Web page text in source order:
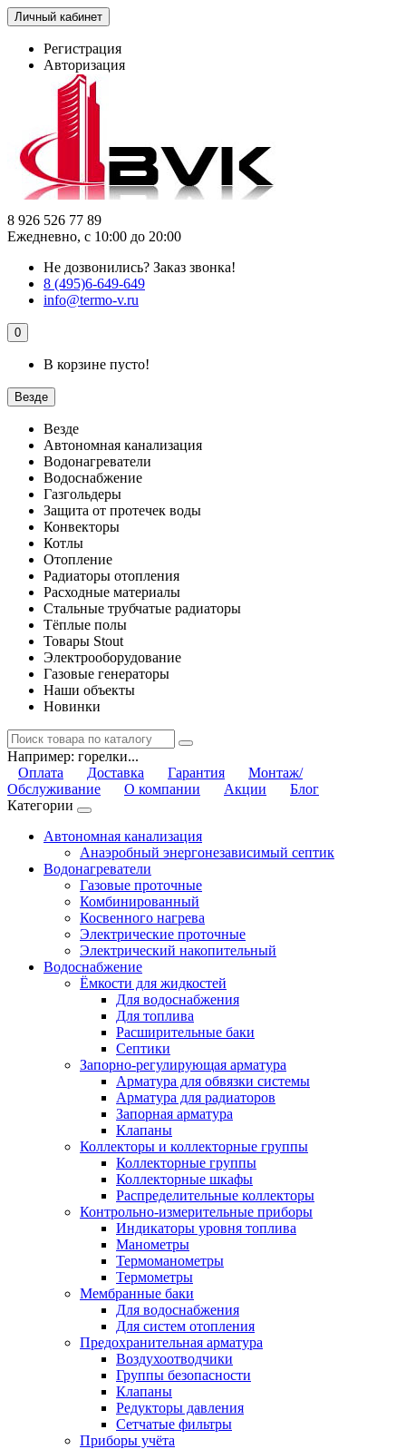
Личный кабинет
Регистрация
Авторизация
8 926 526 77 89
Ежедневно, с 10:00 до 20:00
Не дозвонились? Заказ звонка!
8 (495)6-649-649
info@termo-v.ru
0
В корзине пусто!
Везде
Везде
Автономная канализация
Водонагреватели
Водоснабжение
Газгольдеры
Защита от протечек воды
Конвекторы
Котлы
Отопление
Радиаторы отопления
Расходные материалы
Стальные трубчатые радиаторы
Тёплые полы
Товары Stout
Электрооборудование
Газовые генераторы
Наши объекты
Новинки
Например: горелки...
Оплата
Доставка Гарантия
Монтаж/
Обслуживание
О компании Акции
Блог
Категории
Автономная канализация
Анаэробный энергонезависимый септик
Водонагреватели
Газовые проточные
Комбинированный
Косвенного нагрева
Электрические проточные
Электрический накопительный
Водоснабжение
Ёмкости для жидкостей
Для водоснабжения
Для топлива
Расширительные баки
Септики
Запорно-регулирующая арматура
Арматура для обвязки системы
Арматура для радиаторов
Запорная арматура
Клапаны
Коллекторы и коллекторные группы
Коллекторные группы
Коллекторные шкафы
Распределительные коллекторы
Контрольно-измерительные приборы
Индикаторы уровня топлива
Манометры
Термоманометры
Термометры
Мембранные баки
Для водоснабжения
Для систем отопления
Предохранительная арматура
Воздухоотводчики
Группы безопасности
Клапаны
Редукторы давления
Сетчатые фильтры
Приборы учёта